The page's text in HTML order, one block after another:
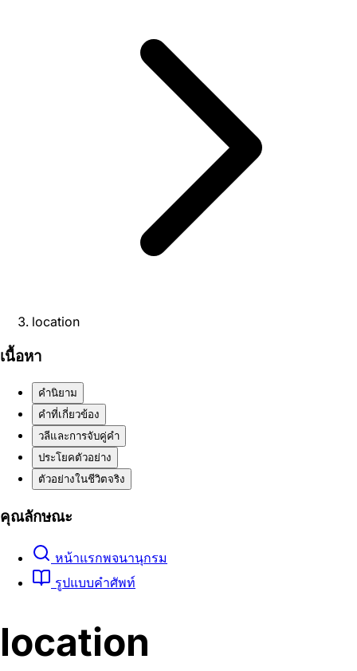
location
เนื้อหา
คำนิยาม
คำที่เกี่ยวข้อง
วลีและการจับคู่คำ
ประโยคตัวอย่าง
ตัวอย่างในชีวิตจริง
คุณลักษณะ
หน้าแรกพจนานุกรม
รูปแบบคำศัพท์
location